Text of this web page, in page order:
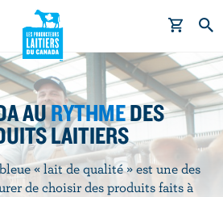
AURYTHMEDES
LAITIERS
« lait de qualité » est une des
de choisir des produits faits à